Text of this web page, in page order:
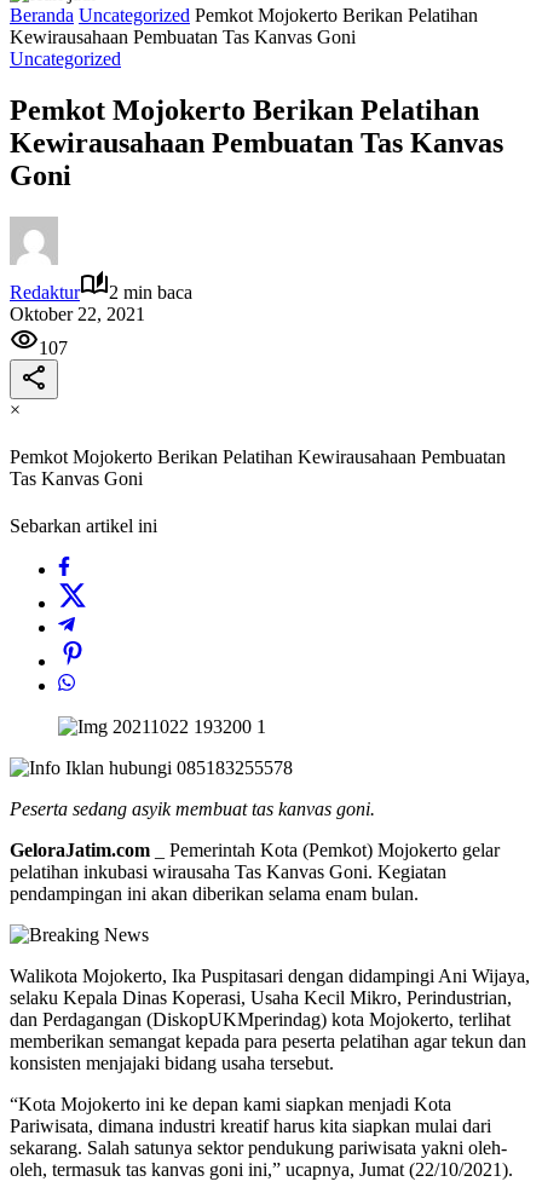
Beranda Uncategorized Pemkot Mojokerto Berikan Pelatihan
Kewirausahaan Pembuatan Tas Kanvas Goni
Uncategorized
Pemkot Mojokerto Berikan Pelatihan
Kewirausahaan Pembuatan Tas Kanvas
Goni
Redaktur
2 min baca
Oktober 22, 2021
107
×
Pemkot Mojokerto Berikan Pelatihan Kewirausahaan Pembuatan
Tas Kanvas Goni
Sebarkan artikel ini
Peserta sedang asyik membuat tas kanvas goni.
GeloraJatim.com _ Pemerintah Kota (Pemkot) Mojokerto gelar
pelatihan inkubasi wirausaha Tas Kanvas Goni. Kegiatan
pendampingan ini akan diberikan selama enam bulan.
Walikota Mojokerto, Ika Puspitasari dengan didampingi Ani Wijaya,
selaku Kepala Dinas Koperasi, Usaha Kecil Mikro, Perindustrian,
dan Perdagangan (DiskopUKMperindag) kota Mojokerto, terlihat
memberikan semangat kepada para peserta pelatihan agar tekun dan
konsisten menjajaki bidang usaha tersebut.
“Kota Mojokerto ini ke depan kami siapkan menjadi Kota
Pariwisata, dimana industri kreatif harus kita siapkan mulai dari
sekarang. Salah satunya sektor pendukung pariwisata yakni oleh-
oleh, termasuk tas kanvas goni ini,” ucapnya, Jumat (22/10/2021).